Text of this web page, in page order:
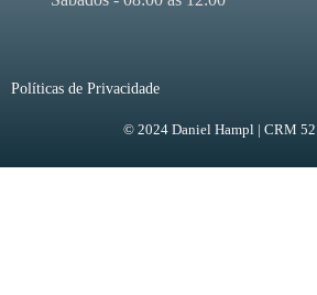
Políticas de Privacidade
© 2024 Daniel Hampl | CRM